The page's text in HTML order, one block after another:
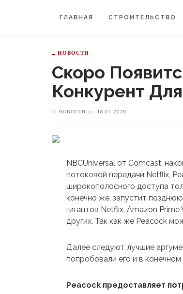
ГЛАВНАЯ СТРОИТЕЛЬСТВО
НОВОСТИ
Скоро
Конкурент
НОВОСТИ on 18.01.2020
NBCUniversal от Comcast,
потоковой передачи Netflix,
широкополосного доступа
конечно же, запустит
гигантов Netflix, Amazon
других. Так как же Peacock
Далее следуют лучшие
попробовали его и в конечном
Peacock предоставляет